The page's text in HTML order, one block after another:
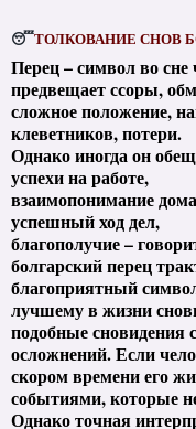
😴ТОЛКОВАНИЕ СНОВ
Перец – символ во сне
предвещает ссоры,
сложное положение,
клеветников, потери.
Однако иногда он
успехи на работе,
взаимопонимание
успешный ход дел,
благополучие –
болгарский перец
благоприятный
лучшему в жизни
подобные сновидения
осложнений. Если
скором времени его
событиями, которые
Однако точная